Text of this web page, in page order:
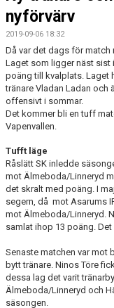
MATCHER
nyförvärv
2019-09-06 18:32
Då var det dags för match
Laget som ligger näst sist
poäng till kvalplats. Laget
tränare Vladan Ladan och
offensivt i sommar.
Det kommer bli en tuff
Vapenvallen.
Tufft läge
Råslätt SK inledde
mot Älmeboda/Linneryd
det skralt med poäng. I
segern, då mot Asarums
mot Älmeboda/Linneryd.
samlat ihop 13 poäng.
Senaste matchen var mot
bytt tränare. Ninos Töre
dessa lag det varit
Älmeboda/Linneryd och
säsongen.